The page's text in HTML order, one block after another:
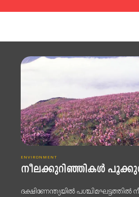
ENVIRONMENT
നീലക്കുറിഞ്ഞികള്‍
ദക്ഷിണേന്ത്യയില്‍ പശ്ചിമഘട്ടത്തില്‍